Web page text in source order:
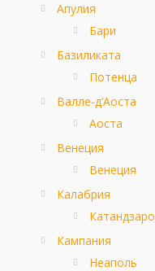
Апулия
Бари
Базиликата
Потенца
Валле-д’Аоста
Аоста
Венеция
Венеция
Калабрия
Катандзаро
Кампания
Неаполь